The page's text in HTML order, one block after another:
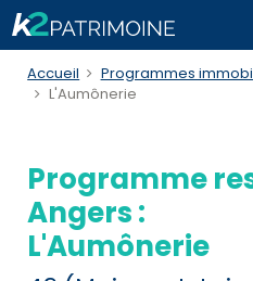
Accueil Programmes
L'Aumônerie
Programme
Angers :
L'Aumônerie